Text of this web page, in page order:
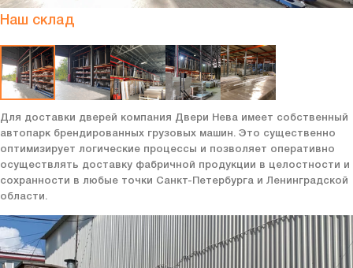
Наш склад
Для доставки дверей компания Двери Нева имеет собственный
автопарк брендированных грузовых машин. Это существенно
оптимизирует логические процессы и позволяет оперативно
осуществлять доставку фабричной продукции в целостности и
сохранности в любые точки Санкт-Петербурга и Ленинградской
области.